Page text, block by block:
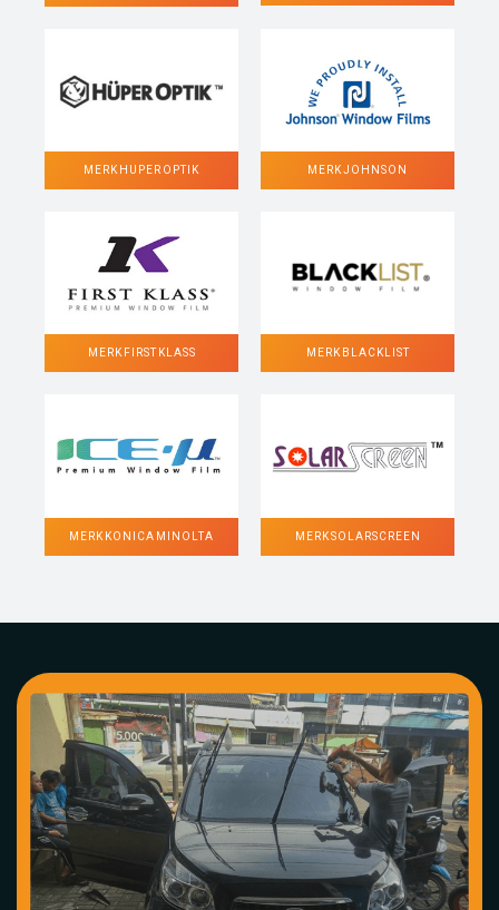
MERK HUPER OPTIK MERK JOHNSON
MERK FIRST KLASS MERK BLACKLIST
MERK KONICA MINOLTA MERK SOLARSCREEN